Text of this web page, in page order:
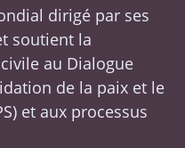
dirigé par ses
soutient la
au Dialogue
de la paix et le
) et aux processus